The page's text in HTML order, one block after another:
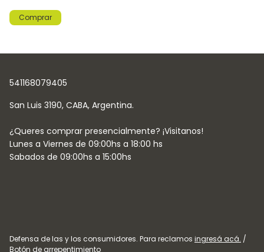
Comprar
541168079405
Defensa de las y los consumidores. Para reclamos ingresá acá. /
Botón de arrepentimiento